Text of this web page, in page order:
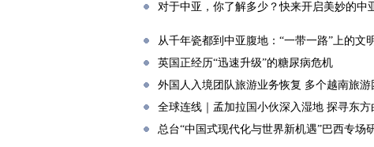
对于中亚，你了解多少？快来开启美妙的中
从千年瓷都到中亚腹地：“一带一路”上的文
英国正经历“迅速升级”的糖尿病危机
外国人入境团队旅游业务恢复 多个越南旅
全球连线｜孟加拉国小伙深入湿地 探寻东方
总台“中国式现代化与世界新机遇”巴西专场